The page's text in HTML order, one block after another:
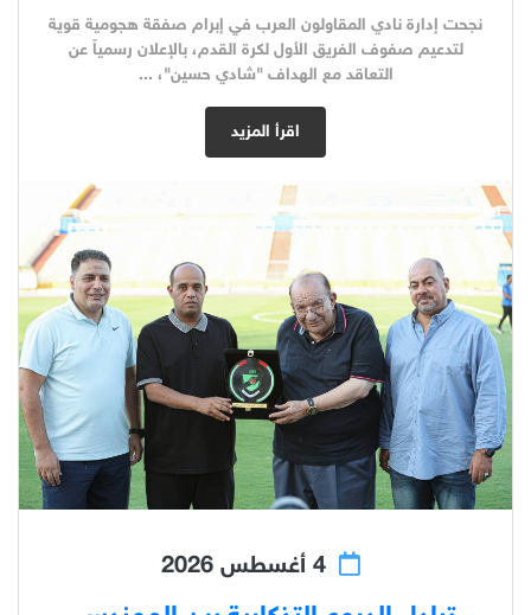
نجحت إدارة نادي المقاولون العرب في إبرام صفقة هجومية قوية
لتدعيم صفوف الفريق الأول لكرة القدم، بالإعلان رسمياً عن
التعاقد مع الهداف "شادي حسين"، ...
اقرأ المزيد